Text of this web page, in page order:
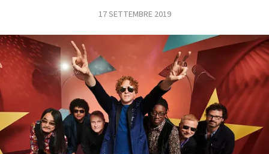
CONCORSI
EVENTI
VIDEO
17 SETTEMBRE 2019